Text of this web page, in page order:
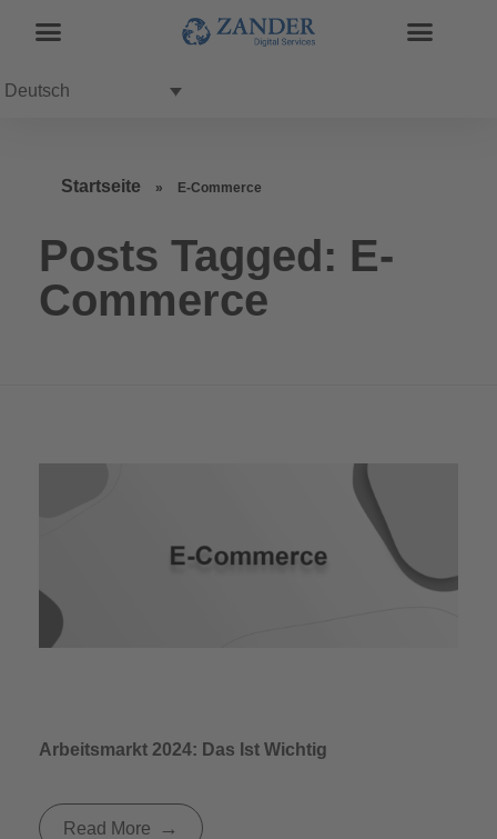
Deutsch
Startseite » E-Commerce
Posts Tagged: E-
Commerce
Arbeitsmarkt 2024: Das Ist Wichtig
Read More